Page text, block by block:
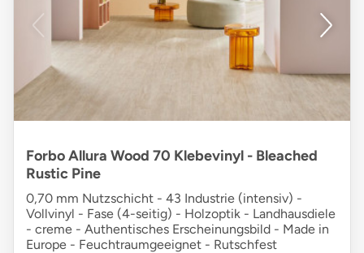
Forbo Allura Wood 70 Klebevinyl - Bleached
Rustic Pine
0,70 mm Nutzschicht - 43 Industrie (intensiv) -
Vollvinyl - Fase (4-seitig) - Holzoptik - Landhausdiele
- creme - Authentisches Erscheinungsbild - Made in
Europe - Feuchtraumgeeignet - Rutschfest